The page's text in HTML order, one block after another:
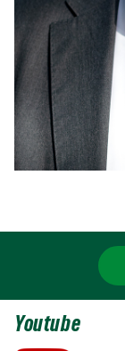
Youtube